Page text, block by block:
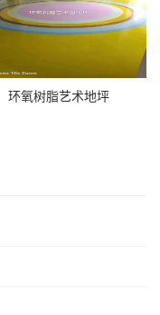
环氧树脂艺术地坪